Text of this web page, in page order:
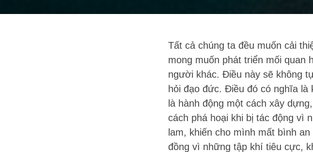
Tất cả chúng ta đều muốn cải
mong muốn phát triển mối quan
người khác. Điều này sẽ không
hỏi đạo đức. Điều đó có nghĩa là
là hành động một cách xây
cách phá hoại khi bị tác động vì
lam, khiến cho mình mất bình
đồng vì những tập khí tiêu cực,